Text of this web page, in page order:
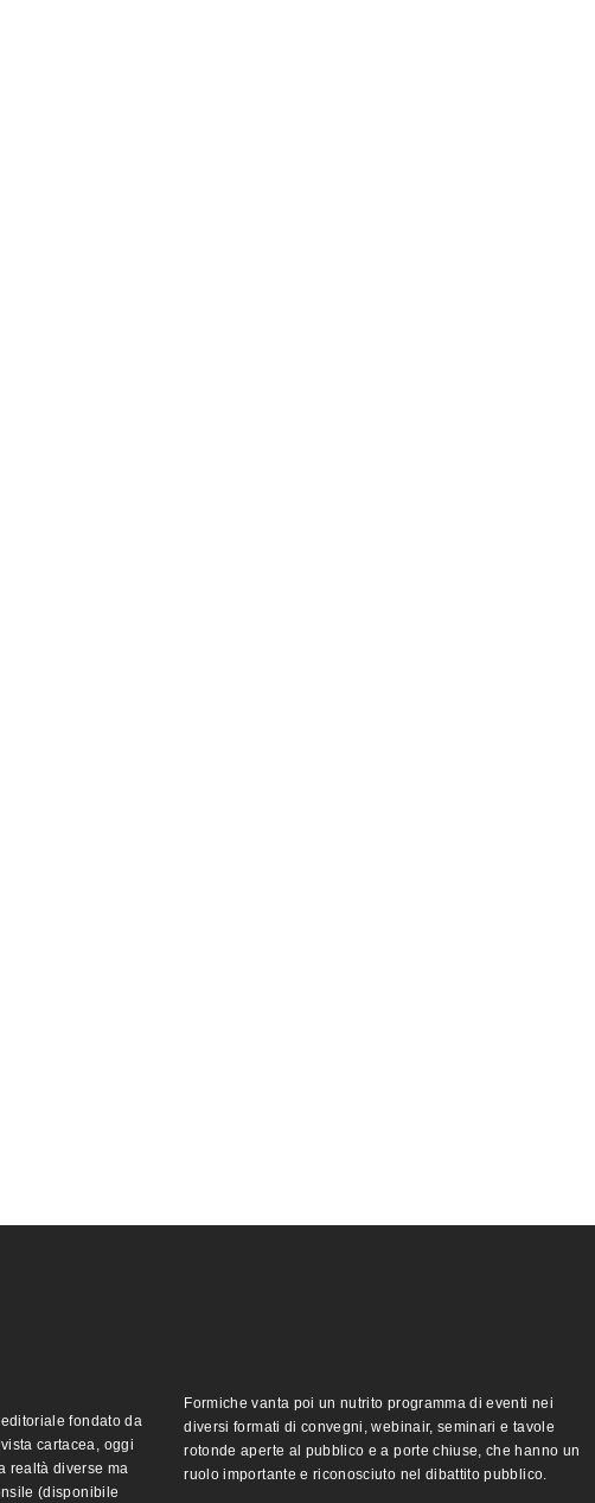
fondato da
cartacea, oggi
realtà diverse ma
(disponibile
Formiche vanta poi un nutrito programma di eventi nei
diversi formati di convegni, webinair, seminari e tavole
rotonde aperte al pubblico e a porte chiuse, che hanno un
ruolo importante e riconosciuto nel dibattito pubblico.